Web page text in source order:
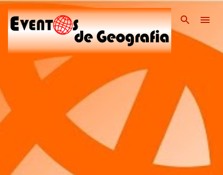
Pular para o conteúdo